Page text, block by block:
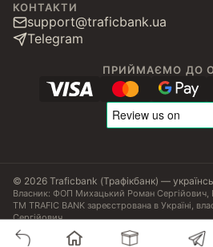
КОНТАКТИ
support@traficbank.ua
Telegram
ПРИЙМАЄМО ДО
© 2026 Traficbank (Трафікбанк) —
Власник: ФОП Михацький Роман
ТМ TRAFIC BANK зареєстрована в Україні,
Сергійович.
Угода користувача Політика